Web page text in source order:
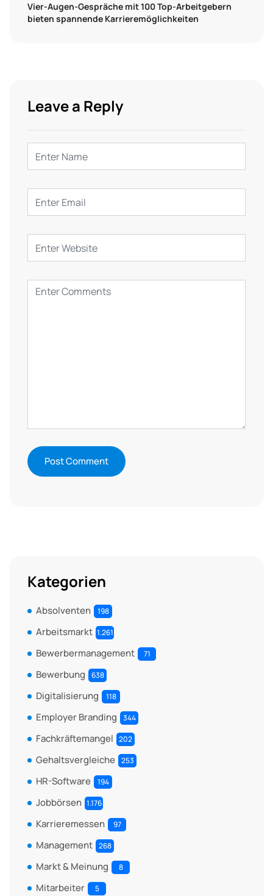
Vier-Augen-Gespräche mit 100 Top-Arbeitgebern
bieten spannende Karrieremöglichkeiten
Leave a Reply
Kategorien
Absolventen 198
Arbeitsmarkt 1.261
Bewerbermanagement 71
Bewerbung 638
Digitalisierung 118
Employer Branding 344
Fachkräftemangel 202
Gehaltsvergleiche 253
HR-Software 194
Jobbörsen 1.176
Karrieremessen 97
Management 268
Markt & Meinung 8
Mitarbeiter 5